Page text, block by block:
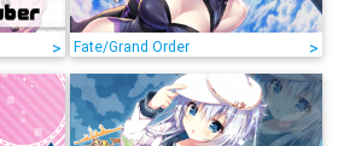
> Fate/Grand Order >